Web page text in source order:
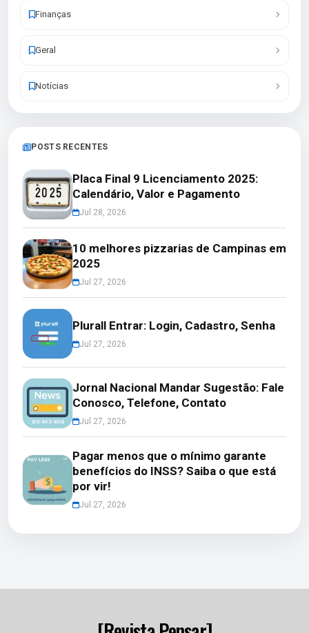
Finanças
Geral
Notícias
POSTS RECENTES
Placa Final 9 Licenciamento 2025:
Calendário, Valor e Pagamento
Jul 28, 2026
10 melhores pizzarias de Campinas em
2025
Jul 27, 2026
Plurall Entrar: Login, Cadastro, Senha
Jul 27, 2026
Jornal Nacional Mandar Sugestão: Fale
Conosco, Telefone, Contato
Jul 27, 2026
Pagar menos que o mínimo garante
benefícios do INSS? Saiba o que está
por vir!
Jul 27, 2026